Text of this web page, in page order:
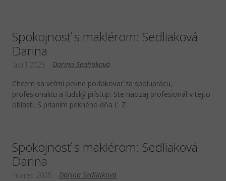
Spokojnosť s maklérom: Sedliaková
Darina
Darina Sedliaková
apríl 2025
Chcem sa veľmi pekne poďakovať za spoluprácu,
profesionalitu a ľudský prístup. Ste naozaj profesionál v tejto
oblasti. S prianím pekného dňa Ľ. Z.
Spokojnosť s maklérom: Sedliaková
Darina
Darina Sedliaková
marec 2025